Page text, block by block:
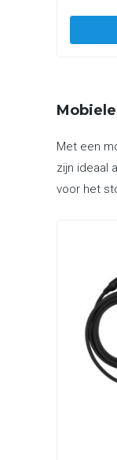
Met een
zijn ideaal
voor het